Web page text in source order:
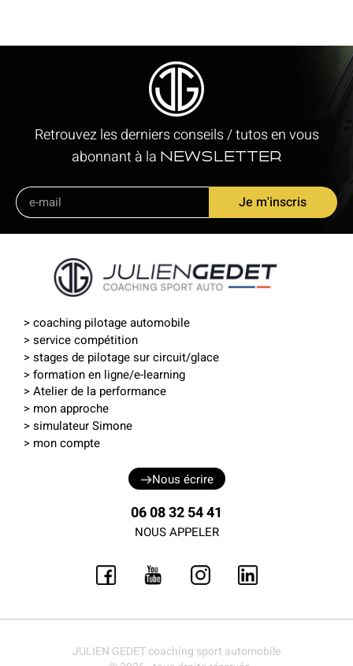
Retrouvez les derniers conseils / tutos en vous
abonnant à la newsletter
Je m'inscris
>coaching pilotage automobile
>service compétition
>stages de pilotage sur circuit/glace
>formation en ligne/e-learning
> Atelier de la performance
> mon approche
>simulateur Simone
> mon compte
Nous écrire
06 08 32 54 41
NOUS APPELER
JULIEN GEDET coaching sport automobile